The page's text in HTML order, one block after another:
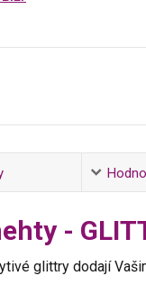
-
glittry dodají